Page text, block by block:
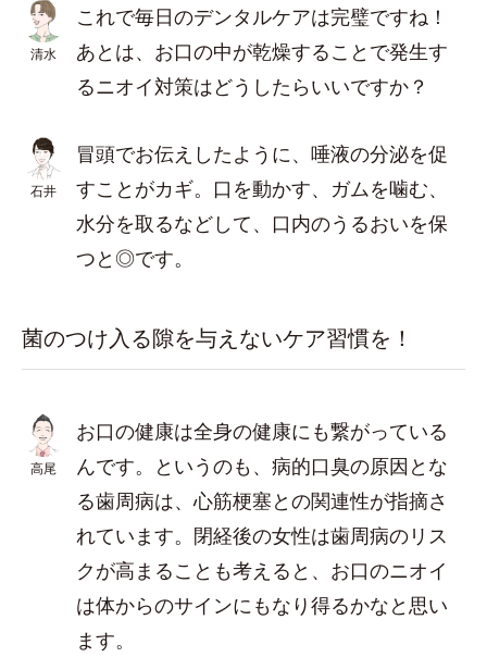
清水
これで毎日のデンタルケアは完璧ですね！
あとは、お口の中が乾燥することで発生す
るニオイ対策はどうしたらいいですか？
石井
冒頭でお伝えしたように、唾液の分泌を促
すことがカギ。口を動かす、ガムを噛む、
水分を取るなどして、口内のうるおいを保
つと◎です。
菌のつけ入る隙を与えないケア習慣を！
高尾
お口の健康は全身の健康にも繋がっている
んです。というのも、病的口臭の原因とな
る歯周病は、心筋梗塞との関連性が指摘さ
れています。閉経後の女性は歯周病のリス
クが高まることも考えると、お口のニオイ
は体からのサインにもなり得るかなと思い
ます。